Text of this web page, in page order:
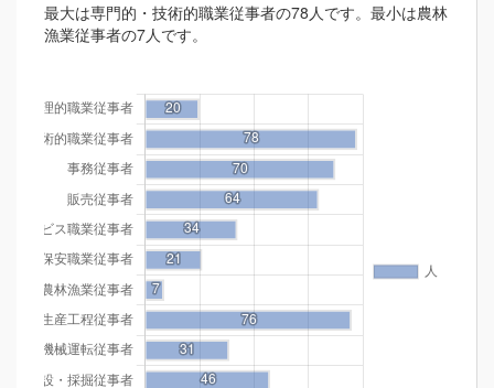
最大は専門的・技術的職業従事者の78人です。最小は農林
漁業従事者の7人です。